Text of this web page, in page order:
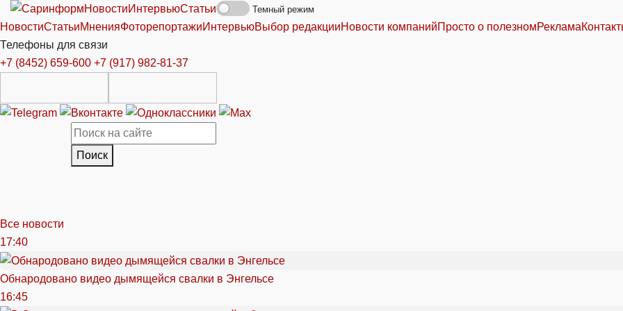
НовостиИнтервьюСтатьи Темный режим
НовостиСтатьиМненияФоторепортажиИнтервьюВыбор редакцииНовости компанийПросто о полезномРеклама
Телефоны для связи
+7 (8452) 659-600 +7 (917) 982-81-37
Поиск
Все новости
17:40
Обнародовано видео дымящейся свалки в Энгельсе
16:45